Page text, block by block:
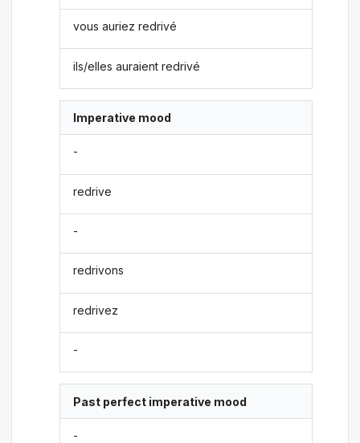
vous auriez redrivé
ils/elles auraient redrivé
Imperative mood
-
redrive
-
redrivons
redrivez
-
Past perfect imperative mood
-